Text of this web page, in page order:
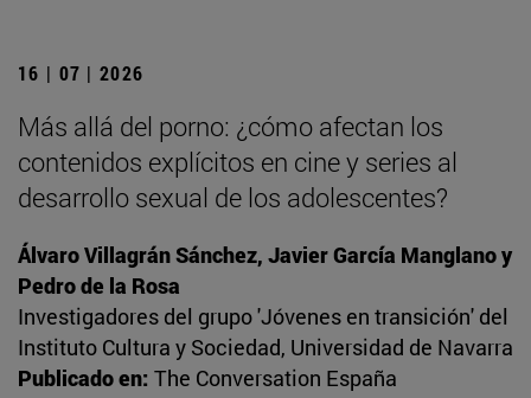
16 | 07 | 2026
Más allá del porno: ¿cómo afectan los
contenidos explícitos en cine y series al
desarrollo sexual de los adolescentes?
Álvaro Villagrán Sánchez, Javier García Manglano y
Pedro de la Rosa
Investigadores del grupo 'Jóvenes en transición' del
Instituto Cultura y Sociedad, Universidad de Navarra
Publicado en: The Conversation España